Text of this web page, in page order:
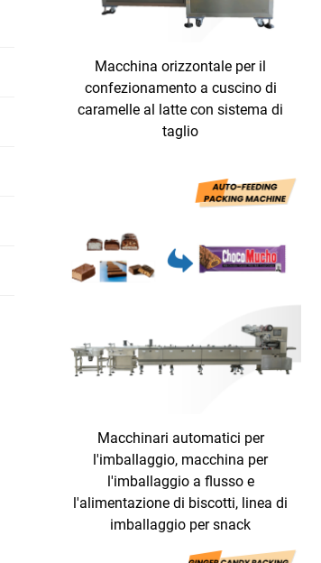
Macchina orizzontale per il
confezionamento a cuscino di
caramelle al latte con sistema di
taglio
Macchinari automatici per
l'imballaggio, macchina per
l'imballaggio a flusso e
l'alimentazione di biscotti, linea di
imballaggio per snack